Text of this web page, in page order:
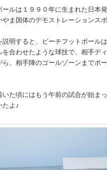
ールは１９９０年に生まれた日本
やま国体のデモストレーションス
説明すると、ビーチフットボール
を合わせたような球技で、相手デ
ら、相手陣のゴールゾーンまでボ
いた頃にはもう午前の試合が始ま
たよ♪